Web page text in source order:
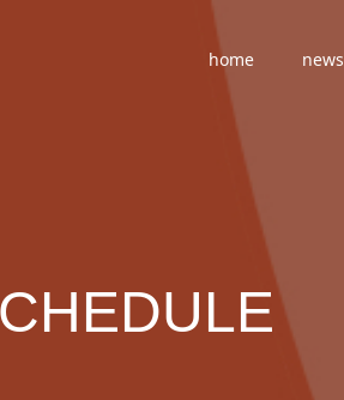
home news